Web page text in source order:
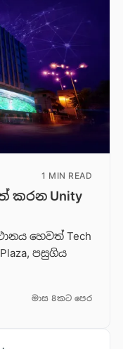
1 MIN READ
Unity
හෙවත් Tech
පසුගිය
මාස 8කට පෙර